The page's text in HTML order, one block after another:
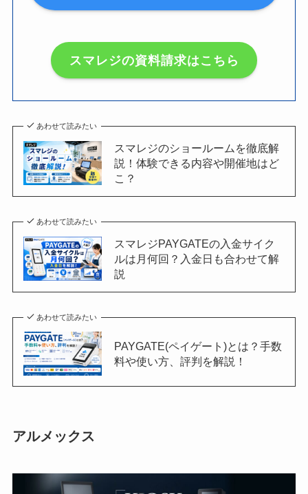
スマレジの資料請求はこちら
あわせて読みたい
スマレジのショールームを徹底解
説！体験できる内容や開催地はど
こ？
あわせて読みたい
スマレジPAYGATEの入金サイク
ルは月何回？入金日も合わせて解
説
あわせて読みたい
PAYGATE(ペイゲート)とは？手数
料や使い方、評判を解説！
アルメックス